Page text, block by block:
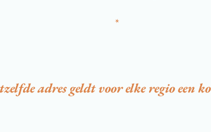
*
adres geldt voor elke regio